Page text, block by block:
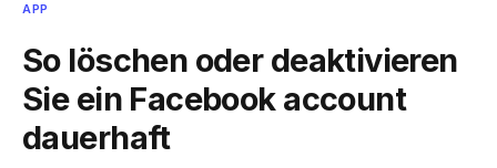
APP
So löschen oder deaktivieren
Sie ein Facebook account
dauerhaft